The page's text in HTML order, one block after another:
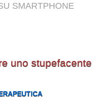
SMARTPHONE
uno stupefacente